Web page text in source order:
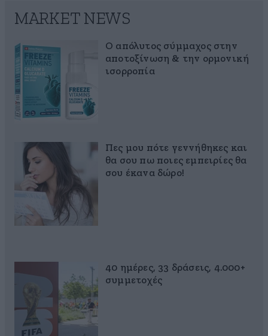
MARKET NEWS
Ο απόλυτος σύμμαχος στην
αποτοξίνωση & την ορμονική
ισορροπία
Πες μου πότε γεννήθηκες και
θα σου πω ποιες εμπειρίες θα
σου έκανα δώρο!
40 ημέρες, 33 δράσεις, 4.000+
συμμετοχές